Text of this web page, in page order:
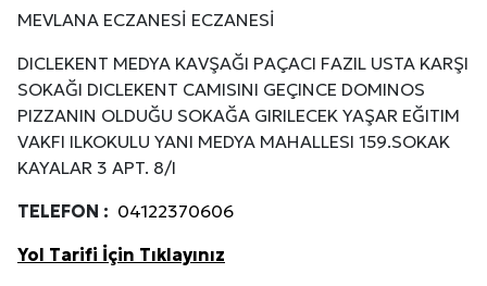
MEVLANA ECZANESİ ECZANESİ
DICLEKENT MEDYA KAVŞAĞI PAÇACI FAZIL USTA KARŞI
SOKAĞI DICLEKENT CAMISINI GEÇINCE DOMINOS
PIZZANIN OLDUĞU SOKAĞA GIRILECEK YAŞAR EĞITIM
VAKFI ILKOKULU YANI MEDYA MAHALLESI 159.SOKAK
KAYALAR 3 APT. 8/I
TELEFON : 04122370606
Yol Tarifi İçin Tıklayınız